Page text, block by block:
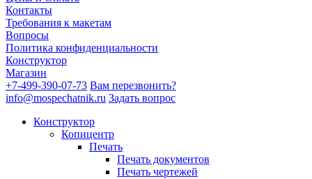
Контакты
Требования к макетам
Вопросы
Политика конфиденциальности
Конструктор
Магазин
+7-499-390-07-73 Вам перезвонить?
info@mospechatnik.ru Задать вопрос
Конструктор
Копицентр
Печать
Печать документов
Печать чертежей